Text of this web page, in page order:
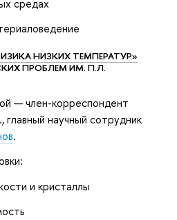
средах
НИЗКИХ ТЕМПЕРАТУР»
ПРОБЛЕМ ИМ. П.Л.
— член-корреспондент
научный сотрудник
.
и кристаллы